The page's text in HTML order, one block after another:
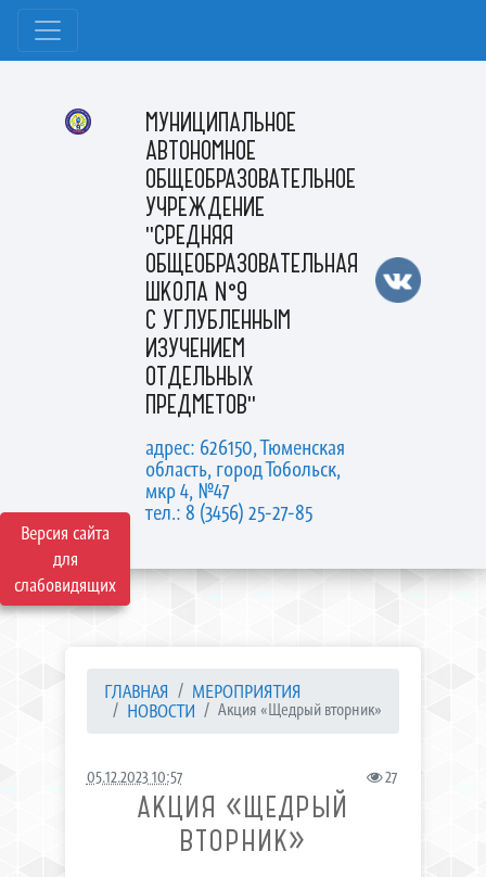
Версия сайта
для
слабовидящих
МУНИЦИПАЛЬНОЕ
АВТОНОМНОЕ
ОБЩЕОБРАЗОВАТЕЛЬНОЕ
УЧРЕЖДЕНИЕ
"СРЕДНЯЯ
ОБЩЕОБРАЗОВАТЕЛЬНАЯ
ШКОЛА №9
С УГЛУБЛЕННЫМ
ИЗУЧЕНИЕМ
ОТДЕЛЬНЫХ
ПРЕДМЕТОВ"
адрес: 626150, Тюменская
область, город Тобольск,
мкр 4, №47
тел.: 8 (3456) 25-27-85
ГЛАВНАЯ
МЕРОПРИЯТИЯ
НОВОСТИ
Акция «Щедрый вторник»
05.12.2023 10:57 27
АКЦИЯ «ЩЕДРЫЙ
ВТОРНИК»